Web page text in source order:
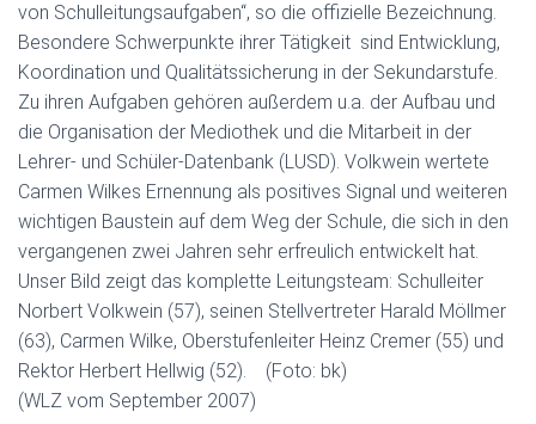
von Schulleitungsaufgaben“, so die offizielle Bezeichnung.
Besondere Schwerpunkte ihrer Tätigkeit sind Entwicklung,
Koordination und Qualitätssicherung in der Sekundarstufe.
Zu ihren Aufgaben gehören außerdem u.a. der Aufbau und
die Organisation der Mediothek und die Mitarbeit in der
Lehrer- und Schüler-Datenbank (LUSD). Volkwein wertete
Carmen Wilkes Ernennung als positives Signal und weiteren
wichtigen Baustein auf dem Weg der Schule, die sich in den
vergangenen zwei Jahren sehr erfreulich entwickelt hat.
Unser Bild zeigt das komplette Leitungsteam: Schulleiter
Norbert Volkwein (57), seinen Stellvertreter Harald Möllmer
(63), Carmen Wilke, Oberstufenleiter Heinz Cremer (55) und
Rektor Herbert Hellwig (52). (Foto: bk)
(WLZ vom September 2007)